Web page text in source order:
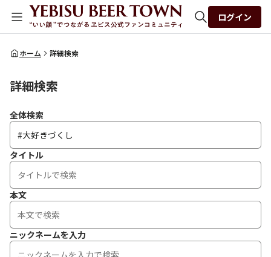
全体検索
ログイン
ホーム 詳細検索
詳細検索
全体検索
タイトル
本文
ニックネームを入力